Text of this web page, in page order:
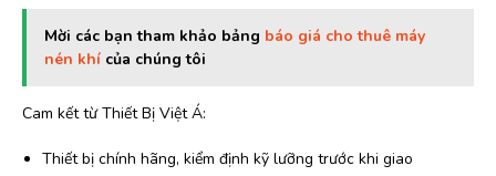
Mời các bạn tham khảo bảng báo giá cho thuê máy
nén khí của chúng tôi
Cam kết từ Thiết Bị Việt Á:
Thiết bị chính hãng, kiểm định kỹ lưỡng trước khi giao